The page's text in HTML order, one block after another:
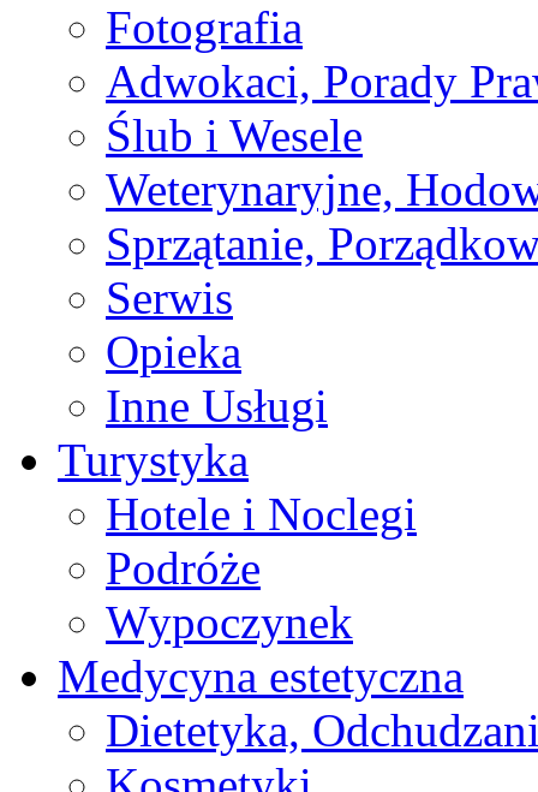
Fotografia
Adwokaci, Porady
Ślub i Wesele
Weterynaryjne,
Sprzątanie,
Serwis
Opieka
Inne Usługi
Turystyka
Hotele i Noclegi
Podróże
Wypoczynek
Medycyna estetyczna
Dietetyka,